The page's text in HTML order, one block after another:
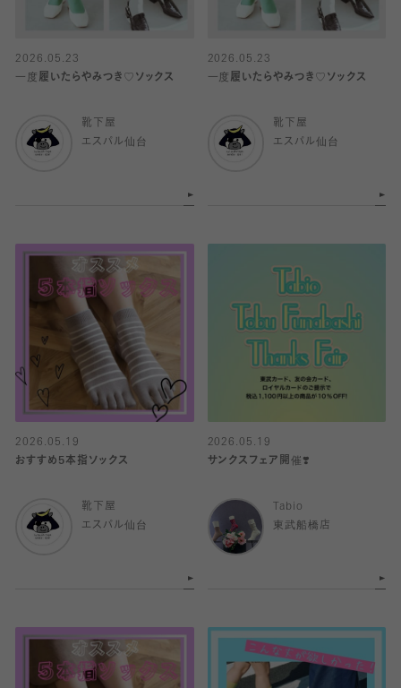
2026.05.23
一度履いたらやみつき♡ソックス
靴下屋
エスパル仙台
2026.05.23
一度履いたらやみつき♡ソックス
靴下屋
エスパル仙台
2026.05.19
おすすめ5本指ソックス
靴下屋
エスパル仙台
2026.05.19
サンクスフェア開催❣️
Tabio
東武船橋店